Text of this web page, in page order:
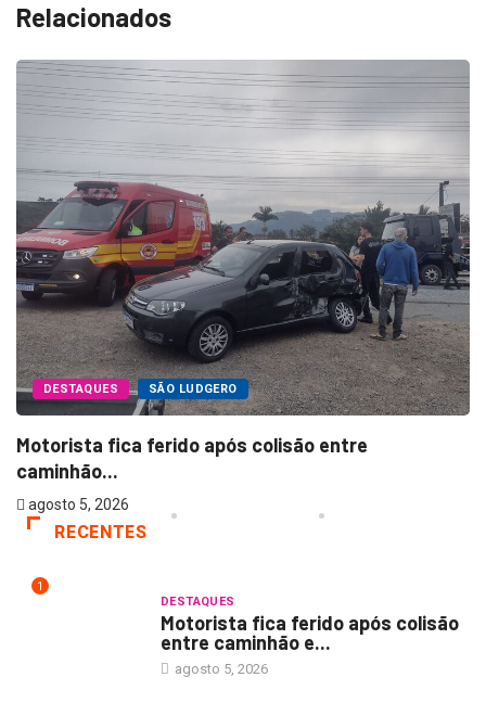
Relacionados
DESTAQUES SÃO LUDGERO
Motorista fica ferido após colisão entre
caminhão...
agosto 5, 2026
RECENTES
1
DESTAQUES
Motorista fica ferido após colisão
entre caminhão e...
agosto 5, 2026